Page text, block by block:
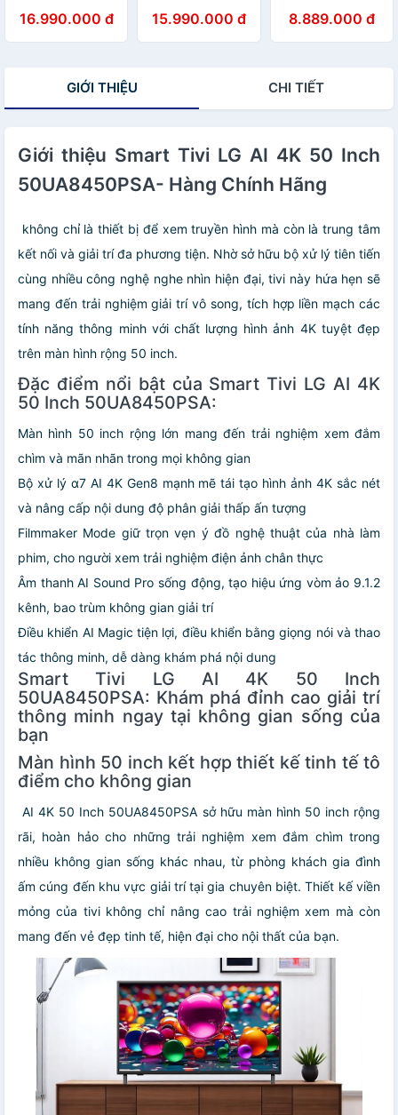
55NU855BPSA
RA MẮT 2026 -
16.990.000 đ
55NU805BPSB
RA MẮT 2026 -
15.990.000 đ
50NU805BPSC
RA MẮT 2026 -
HCM
8.889.000 đ
GIỚI THIỆU CHI TIẾT
Giới thiệu Smart Tivi LG AI 4K 50 Inch
50UA8450PSA- Hàng Chính Hãng
không chỉ là thiết bị để xem truyền hình mà còn là trung tâm
kết nối và giải trí đa phương tiện. Nhờ sở hữu bộ xử lý tiên tiến
cùng nhiều công nghệ nghe nhìn hiện đại, tivi này hứa hẹn sẽ
mang đến trải nghiệm giải trí vô song, tích hợp liền mạch các
tính năng thông minh với chất lượng hình ảnh 4K tuyệt đẹp
trên màn hình rộng 50 inch.
Đặc điểm nổi bật của Smart Tivi LG AI 4K
50 Inch 50UA8450PSA:
Màn hình 50 inch rộng lớn mang đến trải nghiệm xem đắm
chìm và mãn nhãn trong mọi không gian
Bộ xử lý α7 AI 4K Gen8 mạnh mẽ tái tạo hình ảnh 4K sắc nét
và nâng cấp nội dung độ phân giải thấp ấn tượng
Filmmaker Mode giữ trọn vẹn ý đồ nghệ thuật của nhà làm
phim, cho người xem trải nghiệm điện ảnh chân thực
Âm thanh AI Sound Pro sống động, tạo hiệu ứng vòm ảo 9.1.2
kênh, bao trùm không gian giải trí
Điều khiển AI Magic tiện lợi, điều khiển bằng giọng nói và thao
tác thông minh, dễ dàng khám phá nội dung
Smart Tivi LG AI 4K 50 Inch
50UA8450PSA: Khám phá đỉnh cao giải trí
thông minh ngay tại không gian sống của
bạn
Màn hình 50 inch kết hợp thiết kế tinh tế tô
điểm cho không gian
AI 4K 50 Inch 50UA8450PSA sở hữu màn hình 50 inch rộng
rãi, hoàn hảo cho những trải nghiệm xem đắm chìm trong
nhiều không gian sống khác nhau, từ phòng khách gia đình
ấm cúng đến khu vực giải trí tại gia chuyên biệt. Thiết kế viền
mỏng của tivi không chỉ nâng cao trải nghiệm xem mà còn
mang đến vẻ đẹp tinh tế, hiện đại cho nội thất của bạn.